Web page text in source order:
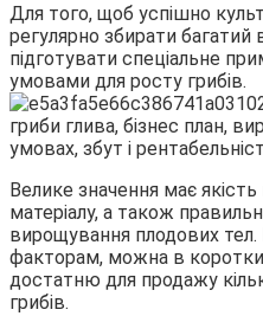
Для того, щоб успішно
регулярно збирати багатий
підготувати спеціальне
умовами для росту грибів.
Велике значення має
матеріалу, а також
вирощування плодових
факторам, можна в
достатню для продажу
грибів.